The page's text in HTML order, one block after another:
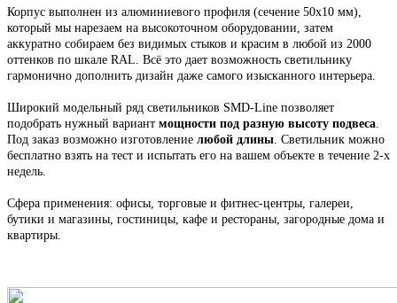
Корпус выполнен из алюминиевого профиля (сечение 50х10 мм),
который мы нарезаем на высокоточном оборудовании, затем
аккуратно собираем без видимых стыков и красим в любой из 2000
оттенков по шкале RAL. Всё это дает возможность светильнику
гармонично дополнить дизайн даже самого изысканного интерьера.
Широкий модельный ряд светильников SMD-Line позволяет
подобрать нужный вариант мощности под разную высоту подвеса.
Под заказ возможно изготовление любой длины. Светильник можно
бесплатно взять на тест и испытать его на вашем объекте в течение 2-х
недель.
Сфера применения: офисы, торговые и фитнес-центры, галереи,
бутики и магазины, гостиницы, кафе и рестораны, загородные дома и
квартиры.